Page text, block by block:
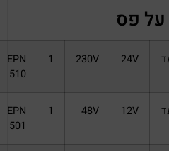
24V
230V
EPN
510
12V
48V
EPN
501